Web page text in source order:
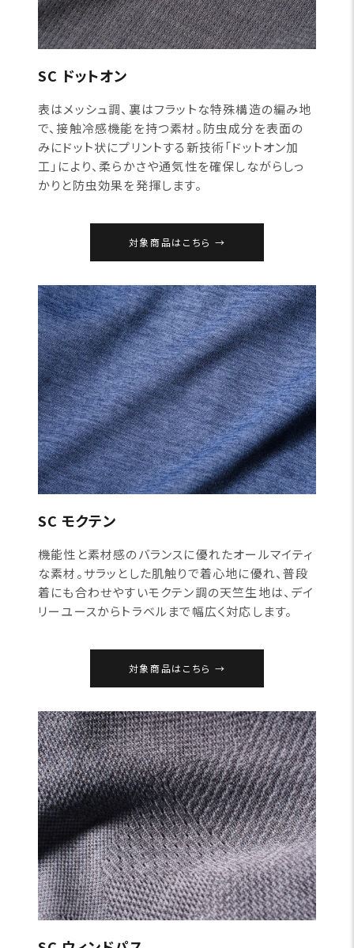
SC ドットオン
表はメッシュ調、裏はフラットな特殊構造の編み地
で、接触冷感機能を持つ素材。防虫成分を表面の
みにドット状にプリントする新技術「ドットオン加
工」により、柔らかさや通気性を確保しながらしっ
かりと防虫効果を発揮します。
対象商品はこちら
SC モクテン
機能性と素材感のバランスに優れたオールマイティ
な素材。サラッとした肌触りで着心地に優れ、普段
着にも合わせやすいモクテン調の天竺生地は、デイ
リーユースからトラベルまで幅広く対応します。
対象商品はこちら